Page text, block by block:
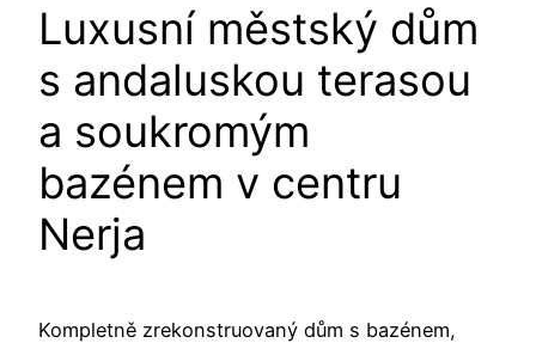
Luxusní městský dům
s andaluskou terasou
a soukromým
bazénem v centru
Nerja
Kompletně zrekonstruovaný dům s bazénem, ​​